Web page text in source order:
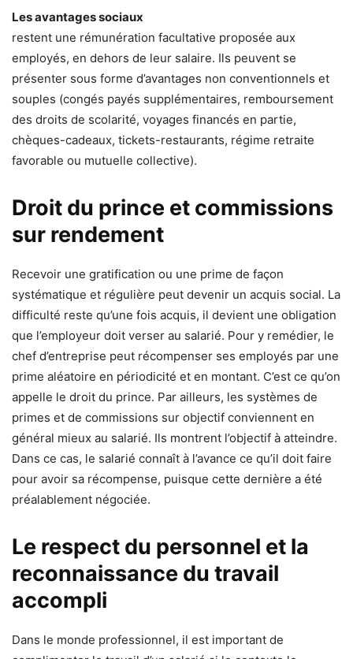
Les avantages sociaux
restent une rémunération facultative proposée aux
employés, en dehors de leur salaire. Ils peuvent se
présenter sous forme d’avantages non conventionnels et
souples (congés payés supplémentaires, remboursement
des droits de scolarité, voyages financés en partie,
chèques-cadeaux, tickets-restaurants, régime retraite
favorable ou mutuelle collective).
Droit du prince et commissions
sur rendement
Recevoir une gratification ou une prime de façon
systématique et régulière peut devenir un acquis social. La
difficulté reste qu’une fois acquis, il devient une obligation
que l’employeur doit verser au salarié. Pour y remédier, le
chef d’entreprise peut récompenser ses employés par une
prime aléatoire en périodicité et en montant. C’est ce qu’on
appelle le droit du prince. Par ailleurs, les systèmes de
primes et de commissions sur objectif conviennent en
général mieux au salarié. Ils montrent l’objectif à atteindre.
Dans ce cas, le salarié connaît à l’avance ce qu’il doit faire
pour avoir sa récompense, puisque cette dernière a été
préalablement négociée.
Le respect du personnel et la
reconnaissance du travail
accompli
Dans le monde professionnel, il est important de